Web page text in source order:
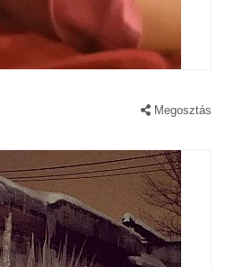
Megosztás